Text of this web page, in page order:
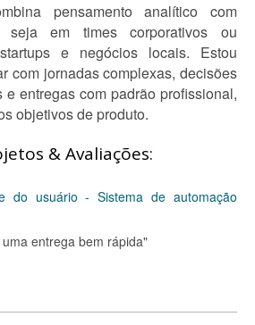
pensamento analítico com
em times corporativos ou
e negócios locais. Estou
com jornadas complexas, decisões
entregas com padrão profissional,
objetivos de produto.
& Avaliações:
do usuário - Sistema de automação
entrega bem rápida"